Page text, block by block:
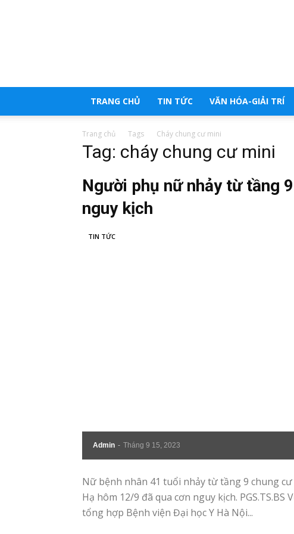
TRANG CHỦ TIN TỨC VĂN HÓA-GIẢI TRÍ
Trang chủ Tags Cháy chung cư mini
Tag: cháy chung cư mini
Người phụ nữ nhảy từ tầng
nguy kịch
Admin - Tháng 9 15, 2023
TIN TỨC
Nữ bệnh nhân 41 tuổi nhảy từ tầng 9 chung
Hạ hôm 12/9 đã qua cơn nguy kịch.
tổng hợp Bệnh viện Đại học Y Hà Nội...